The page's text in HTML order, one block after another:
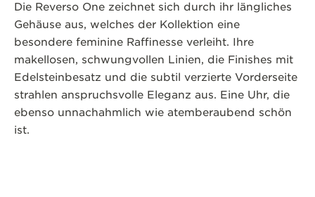
Die Reverso One zeichnet sich durch ihr längliches
Gehäuse aus, welches der Kollektion eine
besondere feminine Raffinesse verleiht. Ihre
makellosen, schwungvollen Linien, die Finishes mit
Edelsteinbesatz und die subtil verzierte Vorderseite
strahlen anspruchsvolle Eleganz aus. Eine Uhr, die
ebenso unnachahmlich wie atemberaubend schön
ist.